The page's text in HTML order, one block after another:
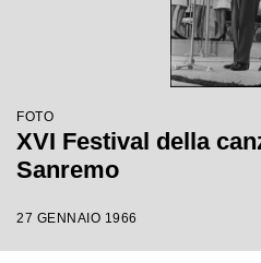
FOTO
XVI Festival della
Sanremo
27 GENNAIO 1966